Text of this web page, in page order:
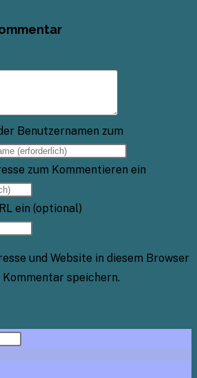
Benutzernamen zum
zum Kommentieren ein
ein (optional)
und Website in diesem Browser
speichern.